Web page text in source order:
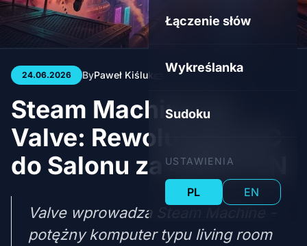
Łączenie słów
Wykreślanka
Sudoku
USTAWIENIA
PL EN
24.06.2026 ByPaweł Kiśluk 3 min 13
Steam Machine od
Valve: Rewolucyjny PC
do Salonu za 4800 PLN
Valve wprowadza Steam Machine -
potężny komputer typu living room